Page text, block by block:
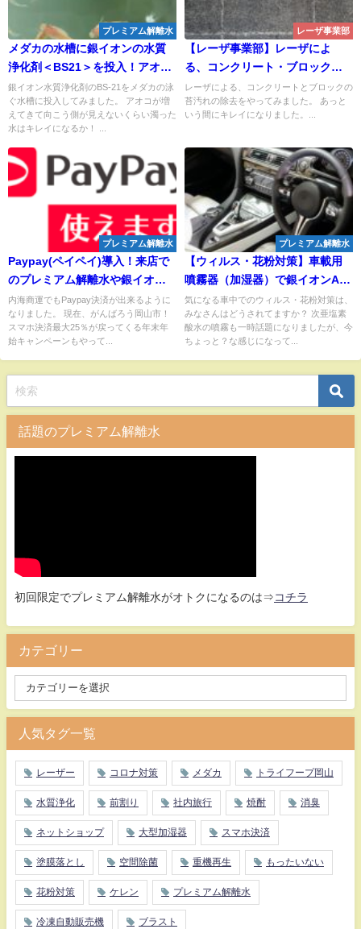
プレミアム解離水
メダカの水槽に銀イオンの水質
浄化剤＜BS21＞を投入！アオコ
で濁ってきた水は透明になる
か！！
銀イオン水質浄化剤のBS-21をメダカの泳
ぐ水槽に投入してみました。 アオコが増
えてきて向こう側が見えないくらい濁った
水はキレイになるか！ ...
レーザ事業部
【レーザ事業部】レーザによ
る、コンクリート・ブロック・
石に付着した苔落とし
レーザによる、コンクリートとブロックの
苔汚れの除去をやってみました。 あっと
いう間にキレイになりました。...
プレミアム解離水
Paypay(ペイペイ)導入！来店で
のプレミアム解離水や銀イオン
商品の購入が便利になります
内海商運でもPaypay決済が出来るように
なりました。 現在、がんばろう岡山市！
スマホ決済最大25％が戻ってくる年末年
始キャンペーンもやって...
プレミアム解離水
【ウィルス・花粉対策】車載用
噴霧器（加湿器）で銀イオンAg
＋を利用してみたら、臭いも消
えて結構イケる！
気になる車中でのウィルス・花粉対策は、
みなさんはどうされてますか？ 次亜塩素
酸水の噴霧も一時話題になりましたが、今
ちょっと？な感じになって...
話題のプレミアム解離水
初回限定でプレミアム解離水がオトクになるのは⇒ コチラ
カテゴリー
人気タグ一覧
レーザー コロナ対策 メダカ トライフープ岡山
水質浄化 前割り 社内旅行 焼酎 消臭
ネットショップ 大型加湿器 スマホ決済
塗膜落とし 空間除菌 重機再生 もったいない
花粉対策 ケレン プレミアム解離水
冷凍自動販売機 ブラスト